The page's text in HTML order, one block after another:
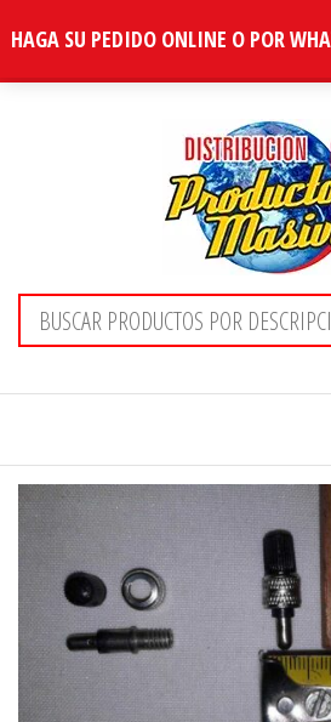
HAGA SU PEDIDO ONLINE O POR
Distribucion Masiva